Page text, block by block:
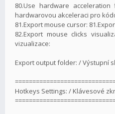
80.Use hardware
hardwarovou akceleraci pro
81.Export mouse cursor:
82.Export mouse clicks
vizualizace:
Export output folder: / Výstupní
Hotkeys Settings: / Klávesové